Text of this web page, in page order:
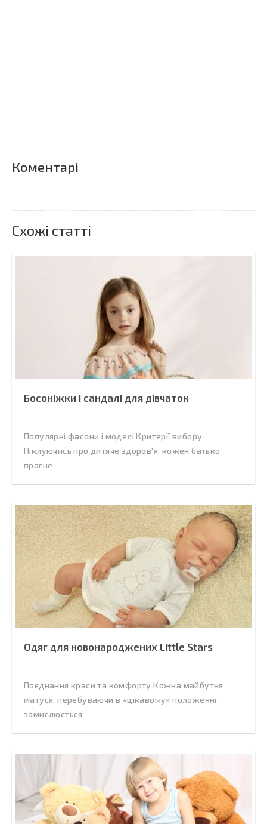
Коментарі
Схожі статті
Босоніжки і сандалі для дівчаток
Популярні фасони і моделі Критерії вибору
Піклуючись про дитяче здоров'я, кожен батько
прагне
Одяг для новонароджених Little Stars
Поєднання краси та комфорту Кожна майбутня
матуся, перебуваючи в «цікавому» положенні,
замислюється